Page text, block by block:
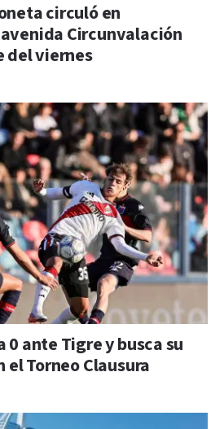
circuló en
Circunvalación
del viernes
0 ante Tigre y busca su
Torneo Clausura